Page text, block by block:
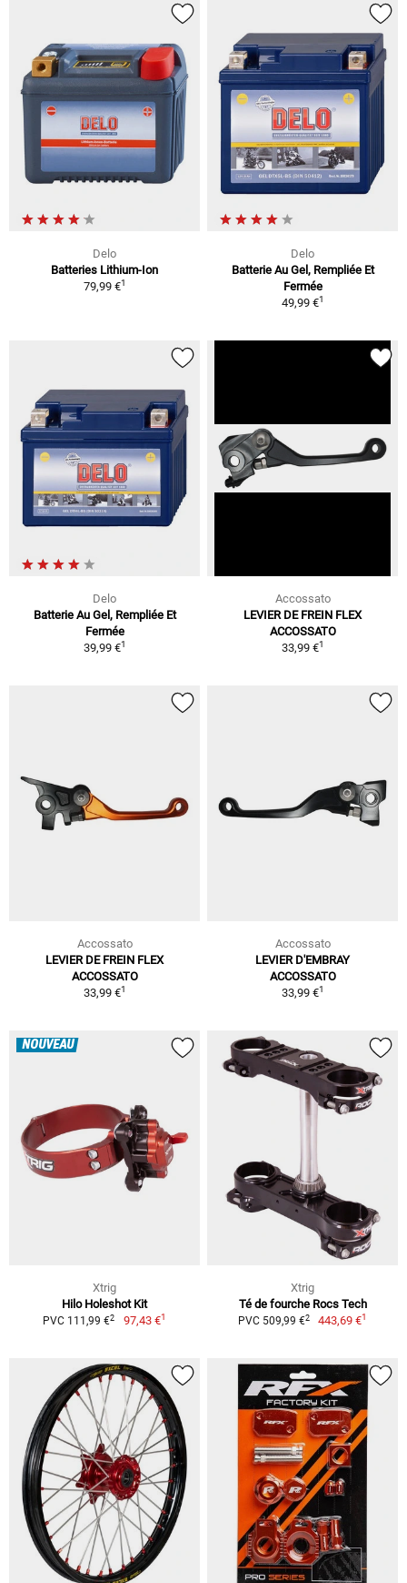
Delo
Batteries Lithium-Ion
79,99 €1
Delo
Batterie Au Gel, Rempliée Et
Fermée
49,99 €1
Delo
Batterie Au Gel, Rempliée Et
Fermée
39,99 €1
Accossato
LEVIER DE FREIN FLEX
ACCOSSATO
33,99 €1
Accossato
LEVIER DE FREIN FLEX
ACCOSSATO
33,99 €1
Accossato
LEVIER D'EMBRAY
ACCOSSATO
33,99 €1
NOUVEAU
Xtrig
Hilo Holeshot Kit
PVC 111,99 €2 97,43 €1
Xtrig
Té de fourche Rocs Tech
PVC 509,99 €2 443,69 €1